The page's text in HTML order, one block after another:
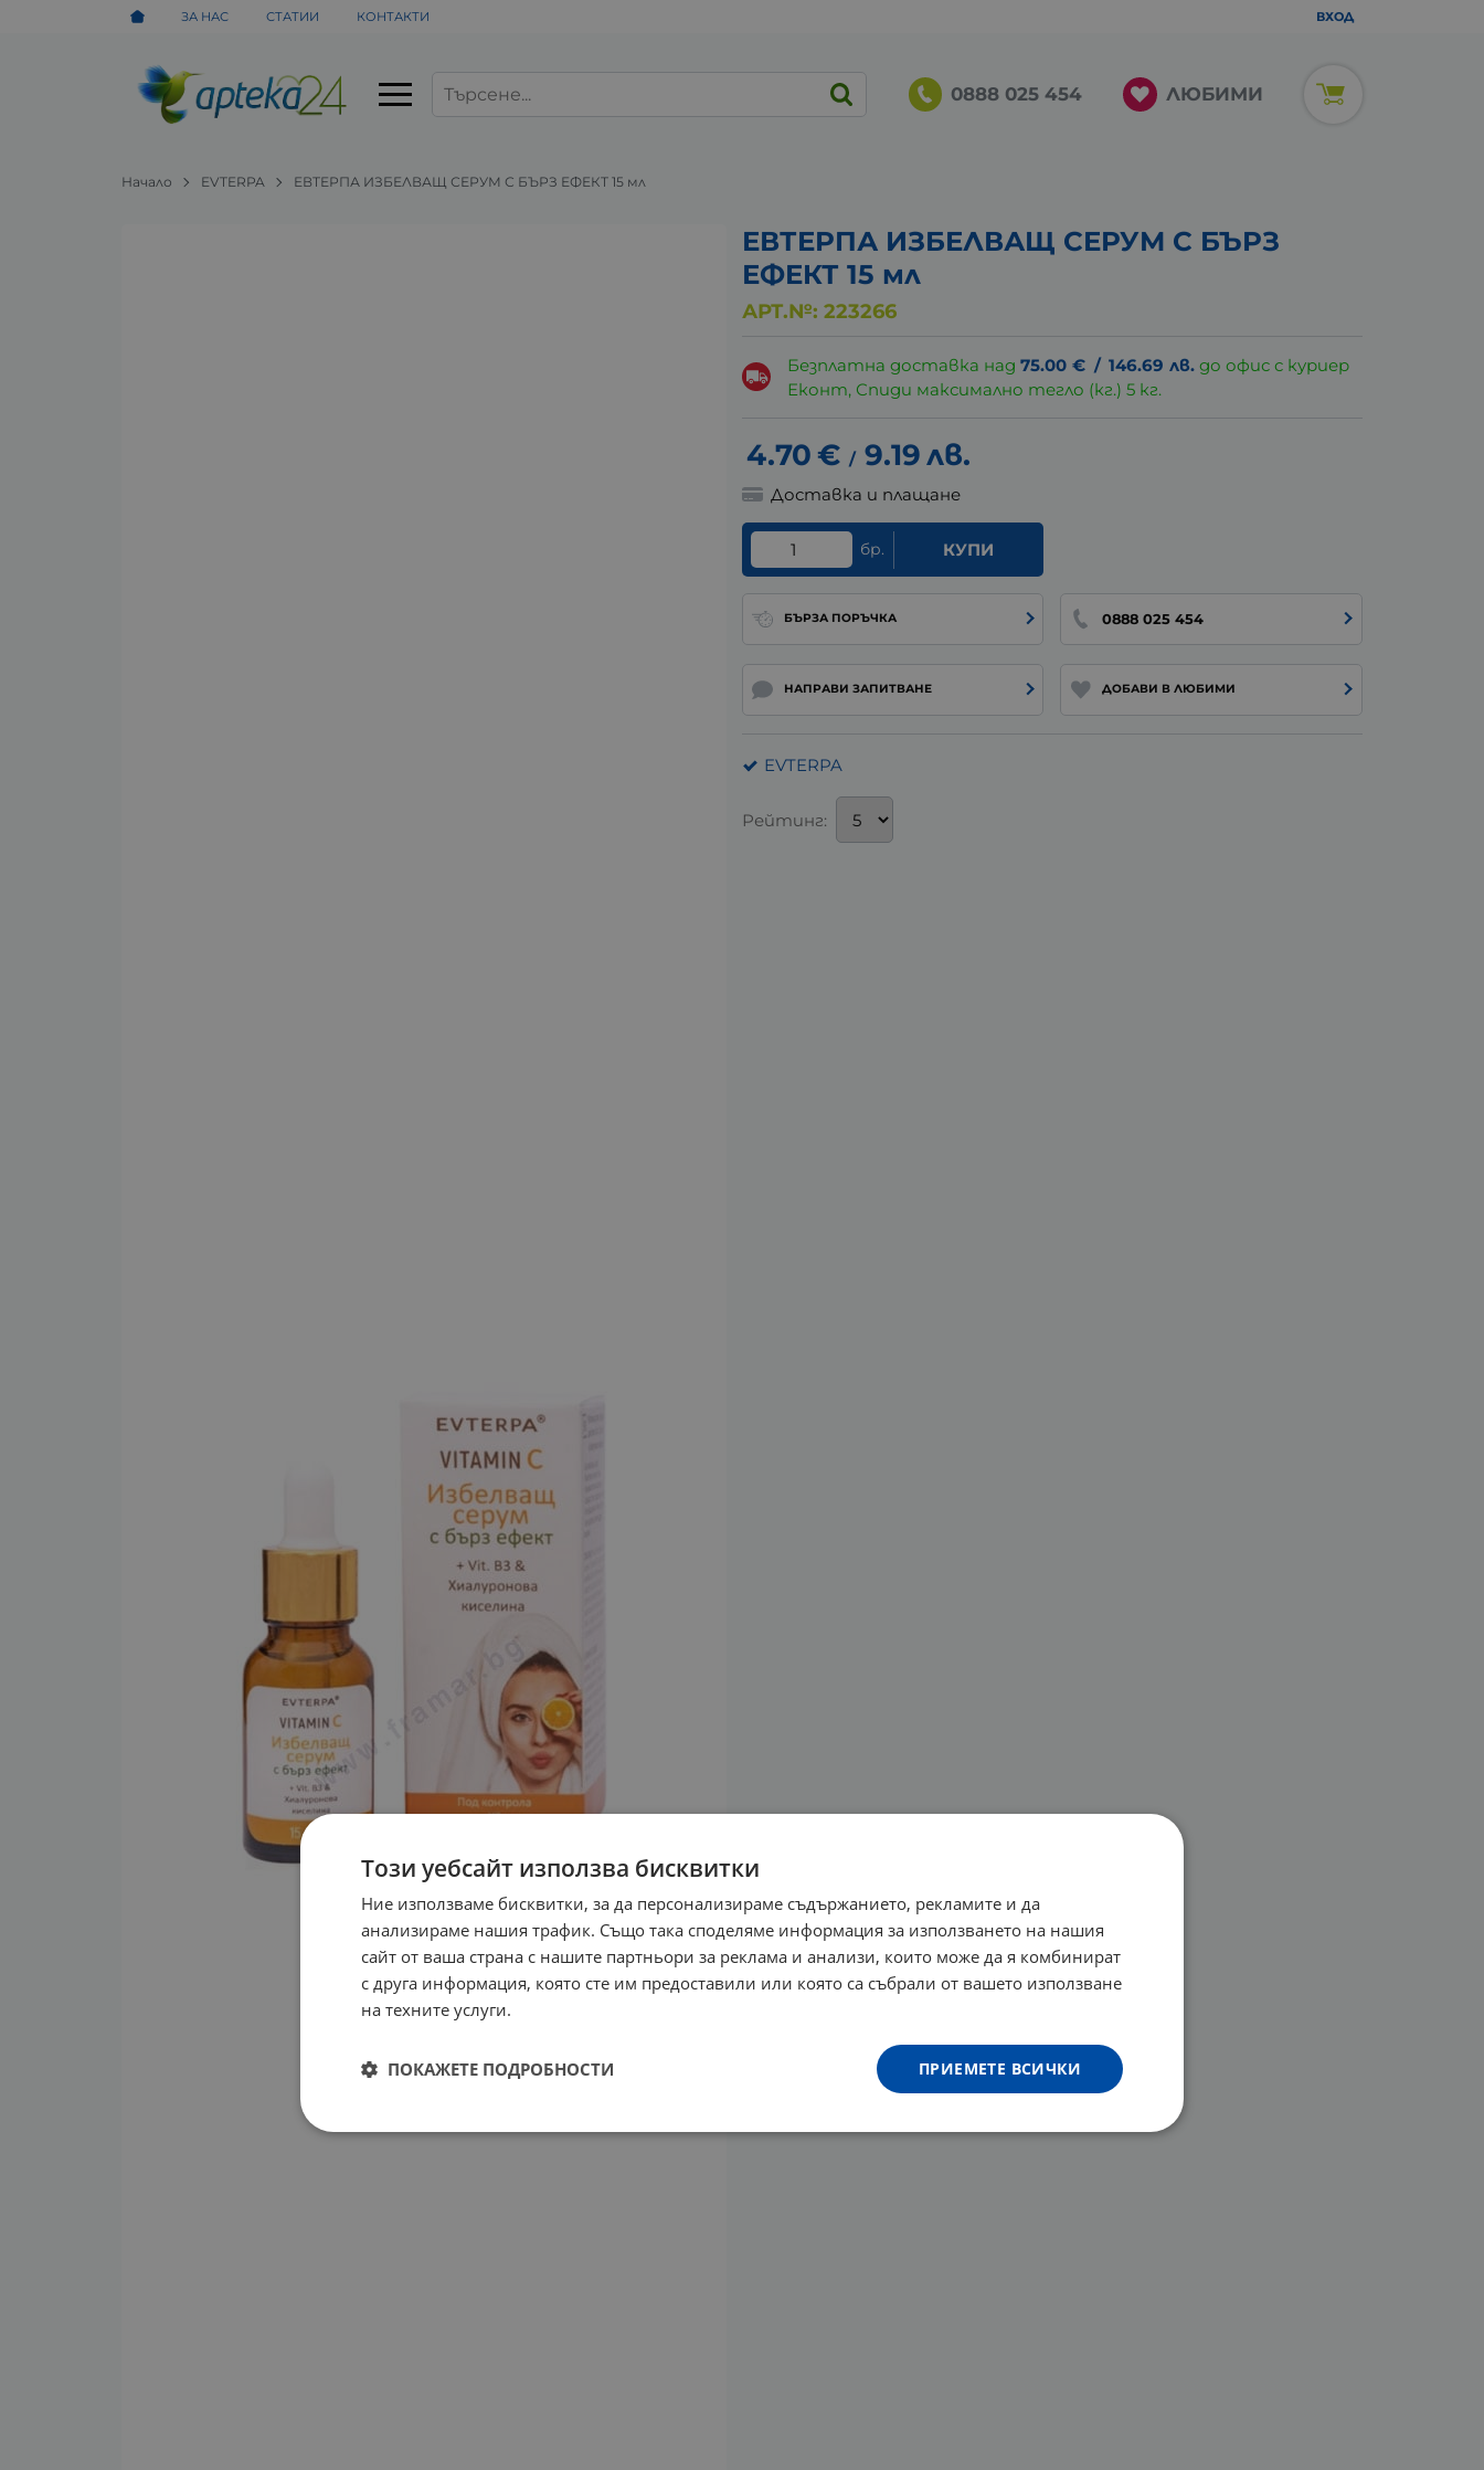
ЗА НАС СТАТИИ КОНТАКТИ ВХОД
0888 025 454 ЛЮБИМИ
Начало EVTERPA ЕВТЕРПА ИЗБЕЛВАЩ СЕРУМ С БЪРЗ ЕФЕКТ 15 мл
ЕВТЕРПА ИЗБЕЛВАЩ СЕРУМ С БЪРЗ
ЕФЕКТ 15 мл
АРТ.№: 223266
Безплатна доставка над75.00 € / 146.69 лв. до офис с куриер
Еконт, Спиди максимално тегло (кг.) 5 кг.
4.70€ / 9.19лв.
Доставка и плащане
бр. КУПИ
БЪРЗА ПОРЪЧКА 0888 025 454
НАПРАВИ ЗАПИТВАНЕ ДОБАВИ В ЛЮБИМИ
EVTERPA
Рейтинг:
Този уебсайт използва бисквитки
Ние използваме бисквитки, за да персонализираме съдържанието, рекламите и да
анализираме нашия трафик. Също така споделяме информация за използването на нашия
сайт от ваша страна с нашите партньори за реклама и анализи, които може да я комбинират
с друга информация, която сте им предоставили или която са събрали от вашето използване
на техните услуги.
ПРИЕМЕТЕ ВСИЧКИ
ПОКАЖЕТЕ ПОДРОБНОСТИ